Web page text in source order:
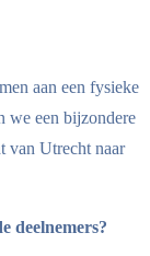
aan een fysieke
we een bijzondere
van Utrecht naar
deelnemers?